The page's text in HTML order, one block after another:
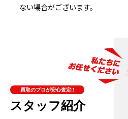
ない場合がございます。
買取のプロが安心査定!!
スタッフ紹介